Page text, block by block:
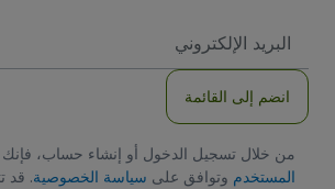
الاكتروني
انضم إلى القائمة
من خلال تسجيل الدخول أو إنشاء حساب،
المستخدم وتوافق على سياسة الخصوصية. قد